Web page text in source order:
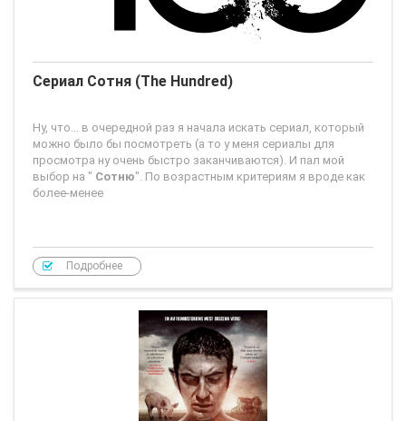
Сериал Сотня (The Hundred)
Ну, что... в очередной раз я начала искать сериал, который
можно было бы посмотреть (а то у меня сериалы для
просмотра ну очень быстро заканчиваются). И пал мой
выбор на " Сотню". По возрастным критериям я вроде как
более-менее
Подробнее